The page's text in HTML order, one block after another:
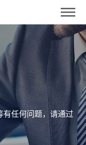
有任何问题，请通过